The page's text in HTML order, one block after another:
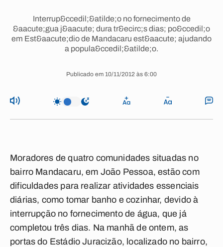
Interrup&ccedil;&atilde;o no fornecimento de
&aacute;gua j&aacute; dura tr&ecirc;s dias; po&ccedil;o
em Est&aacute;dio de Mandacaru est&aacute; ajudando
a popula&ccedil;&atilde;o.
Publicado em 10/11/2012 às 6:00
Moradores de quatro comunidades situadas no
bairro Mandacaru, em João Pessoa, estão com
dificuldades para realizar atividades essenciais
diárias, como tomar banho e cozinhar, devido à
interrupção no fornecimento de água, que já
completou três dias. Na manhã de ontem, as
portas do Estádio Juracizão, localizado no bairro,